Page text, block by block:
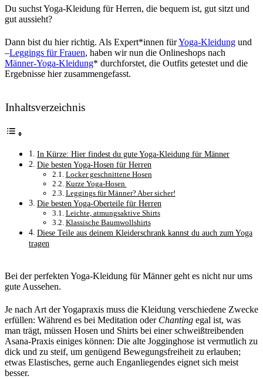
Du suchst Yoga-Kleidung für Herren, die bequem ist, gut sitzt und
gut aussieht?
Dann bist du hier richtig. Als Expert*innen fürYoga-Kleidung und
–Leggings für Frauen, haben wir nun die Onlineshops nach
Männer-Yoga-Kleidung* durchforstet, die Outfits getestet und die
Ergebnisse hier zusammengefasst.
Inhaltsverzeichnis
In Kürze: Hier findest du gute Yoga-Kleidung für Männer
Die besten Yoga-Hosen für Herren
Locker geschnittene Hosen
Kurze Yoga-Hosen
Leggings für Männer? Aber sicher!
Die besten Yoga-Oberteile für Herren
Leichte, atmungsaktive Shirts
Klassische Baumwollshirts
Diese Teile aus deinem Kleiderschrank kannst du auch zum Yoga
tragen
Bei der perfekten Yoga-Kleidung für Männer geht es nicht nur ums
gute Aussehen.
Je nach Art der Yogapraxis muss die Kleidung verschiedene Zwecke
erfüllen: Während es bei Meditation oder Chanting egal ist, was
man trägt, müssen Hosen und Shirts bei einer schweißtreibenden
Asana-Praxis einiges können: Die alte Jogginghose ist vermutlich zu
dick und zu steif, um genügend Bewegungsfreiheit zu erlauben;
etwas Elastisches, gerne auch Enganliegendes eignet sich meist
besser.